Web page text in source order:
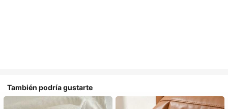
También podría gustarte